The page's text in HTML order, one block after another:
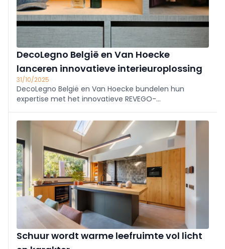
DecoLegno België en Van Hoecke
lanceren innovatieve interieuroplossing
31/10/2025
DecoLegno België en Van Hoecke bundelen hun
expertise met het innovatieve REVEGO-
ruimtes flexibel open of gesloten en biedt ontwerpers
maximale creatieve vrijheid in keuken-, woon- en
werkruimtes.
Schuur wordt warme leefruimte vol licht